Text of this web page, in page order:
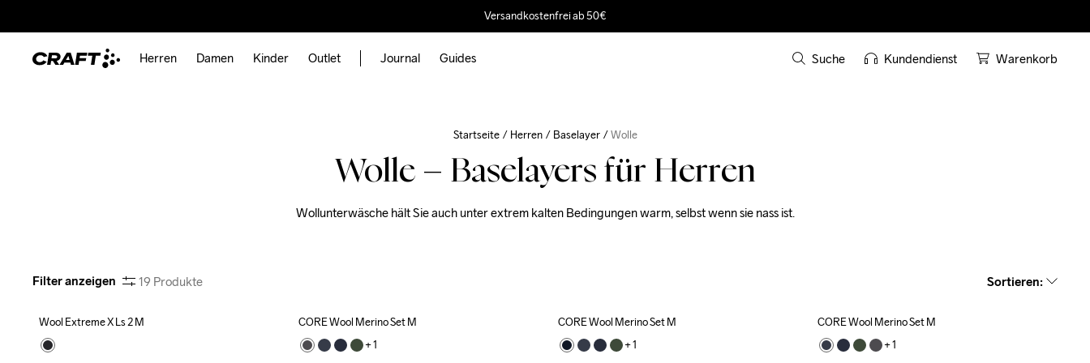
Versandkostenfrei ab 50€
Herren Damen Kinder Outlet Journal Guides Suche Kundendienst Warenkorb
Startseite Herren Baselayer Wolle
Wolle – Baselayers für Herren
Wollunterwäsche hält Sie auch unter extrem kalten Bedingungen warm, selbst wenn sie nass ist.
Filter anzeigen 19 Produkte Sortieren:
Wool Extreme X Ls 2 M
CORE Wool Merino Set M
+ 1
CORE Wool Merino Set M
+ 1
CORE Wool Merino Set M
+ 1